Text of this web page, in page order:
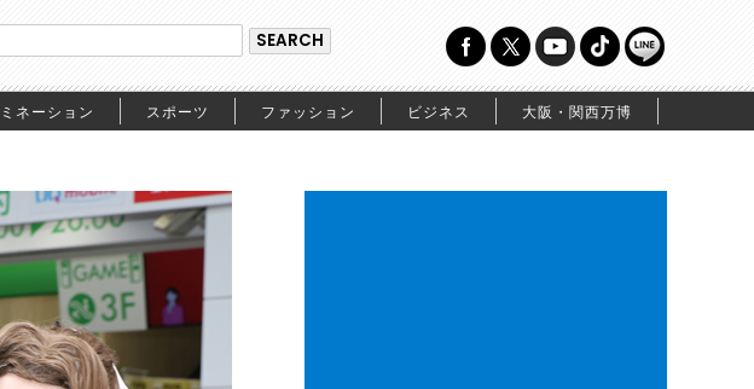
ネーション スポーツ ファッション ビジネス 大阪・関西万博